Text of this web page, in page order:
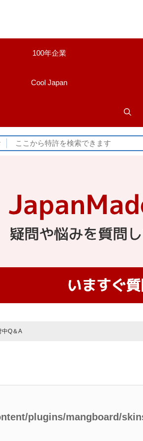
100年企業
Cool Japan
中Q＆A
plugins/mangboard/